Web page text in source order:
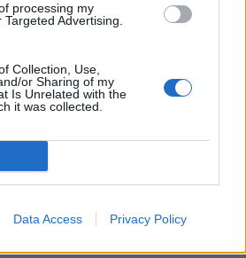
processing my
Advertising.
Collection, Use,
or Sharing of my
Is Unrelated with the
it was collected.
Data Access Privacy Policy
si prepara all'esordio in D: Forzati,
Tesio, Limongelli, Bolzicco e tanti
tra i…
rinforza il centrocampo con
Rinino e Samuele Vacca